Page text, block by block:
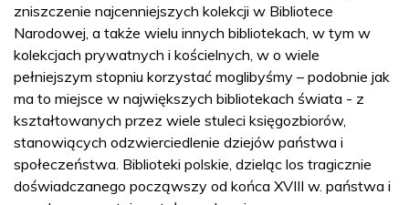
zniszczenie najcenniejszych kolekcji w Bibliotece
Narodowej, a także wielu innych bibliotekach, w tym w
kolekcjach prywatnych i kościelnych, w o wiele
pełniejszym stopniu korzystać moglibyśmy – podobnie jak
ma to miejsce w największych bibliotekach świata - z
kształtowanych przez wiele stuleci księgozbiorów,
stanowiących odzwierciedlenie dziejów państwa i
społeczeństwa. Biblioteki polskie, dzieląc los tragicznie
doświadczanego począwszy od końca XVIII w. państwa i